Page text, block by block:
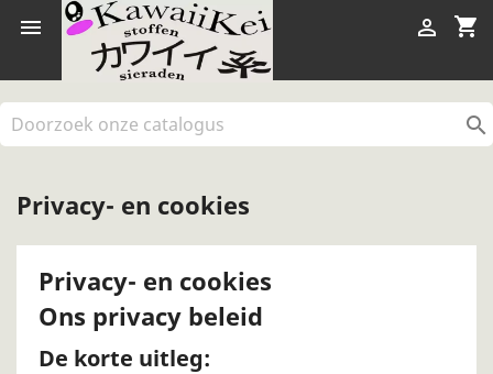
 shopping_cart


Privacy- en cookies
Privacy- en cookies
Ons privacy beleid
De korte uitleg: